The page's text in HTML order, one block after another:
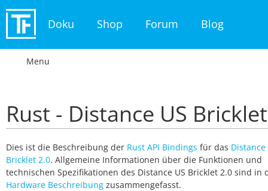
Doku Shop Forum Blog
Menu
Rust - Distance US
Dies ist die Beschreibung der Rust API Bindings für das Distance
Bricklet 2.0. Allgemeine Informationen über die Funktionen und
technischen Spezifikationen des Distance US Bricklet 2.0 sind in
Hardware Beschreibung zusammengefasst.